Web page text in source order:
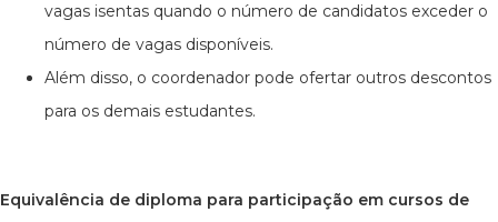
vagas isentas quando o número de candidatos exceder o
número de vagas disponíveis.
Além disso, o coordenador pode ofertar outros descontos
para os demais estudantes.
Equivalência de diploma para participação em cursos de